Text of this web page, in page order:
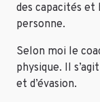
des capacités et
personne.
Selon moi le
physique. Il
et d’évasion.